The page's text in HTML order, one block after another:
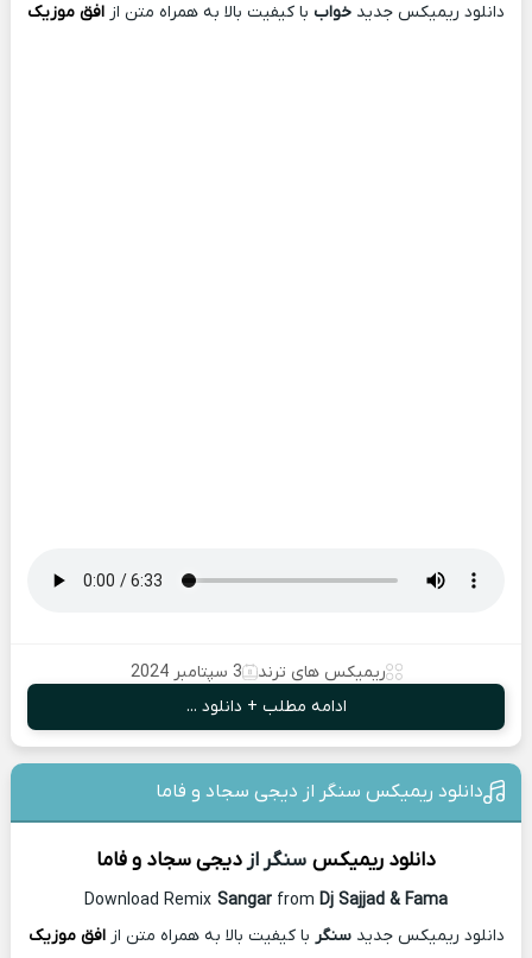
دانلود ریمیکس جدید خواب با کیفیت بالا به همراه متن از افق موزیک
ریمیکس های ترند
3 سپتامبر 2024
ادامه مطلب + دانلود ...
دانلود ریمیکس سنگر از دیجی سجاد و فاما
دانلود ریمیکس سنگر ازدیجی سجاد و فاما
Download Remix Sangar from Dj Sajjad & Fama
دانلود ریمیکس جدیدسنگر با کیفیت بالا به همراه متن ازافق موزیک